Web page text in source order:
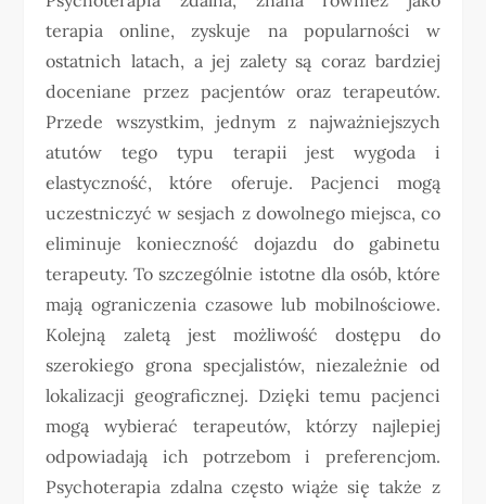
terapia online, zyskuje na popularności w
ostatnich latach, a jej zalety są coraz bardziej
doceniane przez pacjentów oraz terapeutów.
Przede wszystkim, jednym z najważniejszych
atutów tego typu terapii jest wygoda i
elastyczność, które oferuje. Pacjenci mogą
uczestniczyć w sesjach z dowolnego miejsca, co
eliminuje konieczność dojazdu do gabinetu
terapeuty. To szczególnie istotne dla osób, które
mają ograniczenia czasowe lub mobilnościowe.
Kolejną zaletą jest możliwość dostępu do
szerokiego grona specjalistów, niezależnie od
lokalizacji geograficznej. Dzięki temu pacjenci
mogą wybierać terapeutów, którzy najlepiej
odpowiadają ich potrzebom i preferencjom.
Psychoterapia zdalna często wiąże się także z